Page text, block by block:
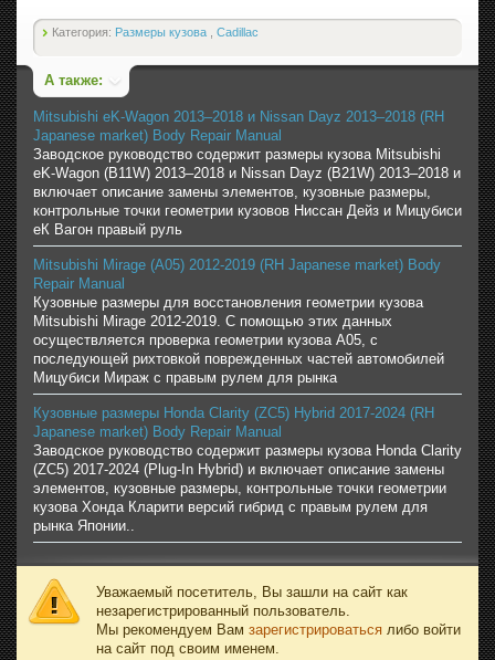
Категория: Размеры кузова Cadillac
А также:
Mitsubishi eK-Wagon 2013–2018 и Nissan Dayz 2013–2018 (RH
Japanese market) Body Repair Manual
Заводское руководство содержит размеры кузова Mitsubishi
eK-Wagon (B11W) 2013–2018 и Nissan Dayz (B21W) 2013–2018 и
включает описание замены элементов, кузовные размеры,
контрольные точки геометрии кузовов Ниссан Дейз и Мицубиси
еК Вагон правый руль
Mitsubishi Mirage (A05) 2012-2019 (RH Japanese market) Body
Repair Manual
Кузовные размеры для восстановления геометрии кузова
Mitsubishi Mirage 2012-2019. С помощью этих данных
осуществляется проверка геометрии кузова A05, с
последующей рихтовкой поврежденных частей автомобилей
Мицубиси Мираж с правым рулем для рынка
Кузовные размеры Honda Clarity (ZC5) Hybrid 2017-2024 (RH
Japanese market) Body Repair Manual
Заводское руководство содержит размеры кузова Honda Clarity
(ZC5) 2017-2024 (Plug-In Hybrid) и включает описание замены
элементов, кузовные размеры, контрольные точки геометрии
кузова Хонда Кларити версий гибрид с правым рулем для
рынка Японии..
Уважаемый посетитель, Вы зашли на сайт как
незарегистрированный пользователь.
Мы рекомендуем Вам зарегистрироваться либо войти
на сайт под своим именем.